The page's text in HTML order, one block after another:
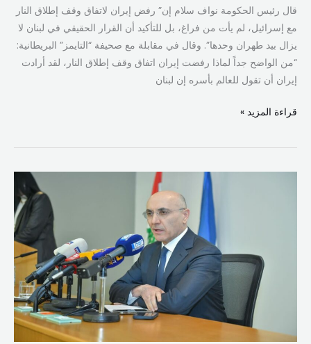
قال رئيس الحكومة نواف سلام إن” رفض إيران لاتفاق وقف إطلاق النار
مع إسرائيل، لم يأت من فراغ، بل للتأكيد أن القرار الحقيقي في لبنان لا
يزال بيد طهران وحدها”. وقال في مقابلة مع صحيفة “التايمز” البريطانية:
“من الواضح جداً لماذا رفضت إيران اتفاق وقف إطلاق النار، لقد أرادت
إيران أن تقول للعالم بأسره إن لبنان
قراءة المزيد »
ومفاوضات
إلى